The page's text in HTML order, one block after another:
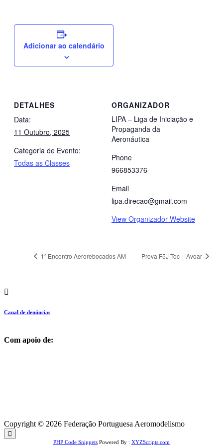
Adicionar ao calendário
DETALHES
Data:
11 Outubro, 2025
Categoria de Evento:
Todas as Classes
ORGANIZADOR
LIPA – Liga de Iniciação e
Propaganda da
Aeronáutica
Phone
966853376
Email
lipa.direcao@gmail.com
View Organizador Website
1º Encontro Aerorebocados AM Prova F5J Toc – Avoar
Canal de denúncias
Com apoio de:
Copyright © 2026 Federação Portuguesa Aeromodelismo
PHP Code Snippets Powered By : XYZScripts.com